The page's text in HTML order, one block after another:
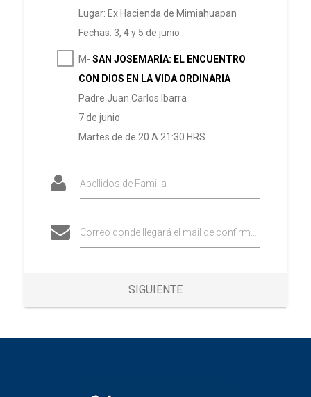
Lugar: Ex Hacienda de Mimiahuapan
Fechas: 3, 4 y 5 de junio
M- SAN JOSEMARÍA: EL ENCUENTRO
CON DIOS EN LA VIDA ORDINARIA
Padre Juan Carlos Ibarra
7 de junio
Martes de de 20 A 21:30 HRS.
Apellidos de Familia
SIGUIENTE